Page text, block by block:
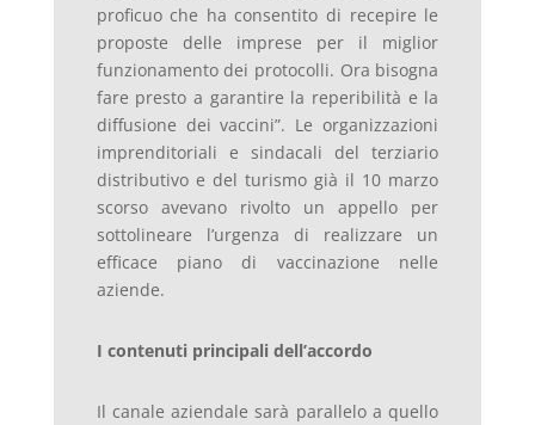
proficuo che ha consentito di recepire le
proposte delle imprese per il miglior
funzionamento dei protocolli. Ora bisogna
fare presto a garantire la reperibilità e la
diffusione dei vaccini”. Le organizzazioni
imprenditoriali e sindacali del terziario
distributivo e del turismo già il 10 marzo
scorso avevano rivolto un appello per
sottolineare l’urgenza di realizzare un
efficace piano di vaccinazione nelle
aziende.
I contenuti principali dell’accordo
Il canale aziendale sarà parallelo a quello